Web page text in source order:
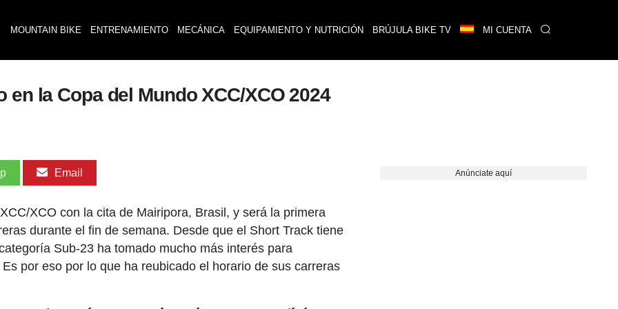
MOUNTAIN BIKE ENTRENAMIENTO MECÁNICA EQUIPAMIENTO Y NUTRICIÓN BRÚJULA BIKE TV MI CUENTA
la Copa del Mundo XCC/XCO 2024
Email
XCO con la cita de Mairipora, Brasil, y será la primera
durante el fin de semana. Desde que el Short Track tiene
Sub-23 ha tomado mucho más interés para
por eso por lo que ha reubicado el horario de sus carreras
Anúnciate aquí